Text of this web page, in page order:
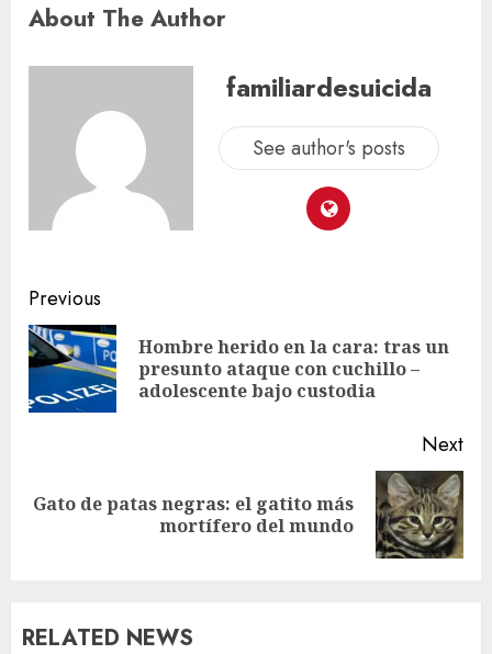
About The Author
familiardesuicida
See author's posts
Previous
Hombre herido en la cara: tras un
presunto ataque con cuchillo –
adolescente bajo custodia
Next
Gato de patas negras: el gatito más
mortífero del mundo
RELATED NEWS